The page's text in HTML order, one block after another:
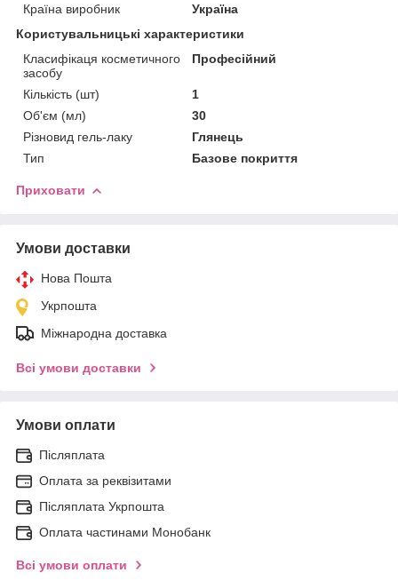
Країна виробник
Україна
Користувальницькі характеристики
Класифікаця косметичного
засобу
Професійний
Кількість (шт)
1
Об'єм (мл)
30
Різновид гель-лаку
Глянець
Тип
Базове покриття
Приховати
Умови доставки
Нова Пошта
Укрпошта
Міжнародна доставка
Всі умови доставки
Умови оплати
Післяплата
Оплата за реквізитами
Післяплата Укрпошта
Оплата частинами Монобанк
Всі умови оплати